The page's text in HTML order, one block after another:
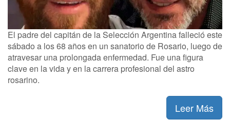
El padre del capitán de la Selección Argentina falleció este
sábado a los 68 años en un sanatorio de Rosario, luego de
atravesar una prolongada enfermedad. Fue una figura
clave en la vida y en la carrera profesional del astro
rosarino.
Leer Más